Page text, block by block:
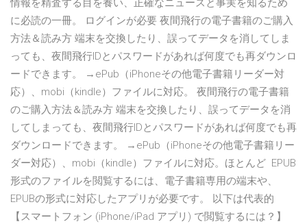
情報を精査する目を養い、正確なニュースと事実を知るため
に必読の一冊。 ログインが必要 夜間飛行の電子書籍のご購入
方法＆読み方 端末を交換したり、誤ってデータを消してしま
っても、夜間飛行IDとパスワードがあれば何度でも再ダウンロ
ードできます。 →ePub（iPhoneその他電子書籍リーダー対
応）、mobi（kindle）ファイルに対応。 夜間飛行の電子書籍
のご購入方法＆読み方 端末を交換したり、誤ってデータを消
してしまっても、夜間飛行IDとパスワードがあれば何度でも再
ダウンロードできます。 →ePub（iPhoneその他電子書籍リー
ダー対応）、mobi（kindle）ファイルに対応。ほとんど EPUB
形式のファイルを閲覧するには、電子書籍専用の端末や、
EPUBの形式に対応したアプリが必要です。 以下は代表的
【スマートフォン (iPhone/iPad アプリ) で閲覧するには？】